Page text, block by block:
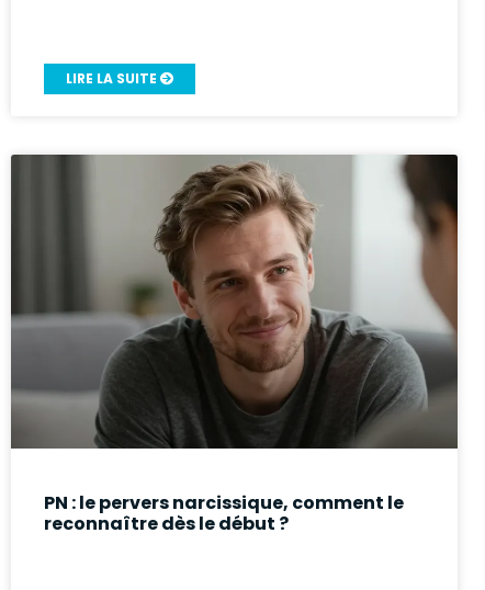
LIRE LA SUITE
PN : le pervers narcissique, comment le
reconnaître dès le début ?